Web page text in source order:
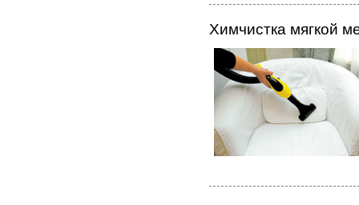
Химчистка мягкой